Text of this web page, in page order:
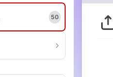
50